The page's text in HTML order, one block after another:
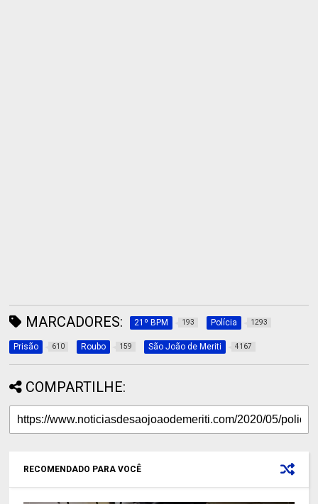
MARCADORES: 21º BPM 193 Polícia 1293
Prisão 610 Roubo 159 São João de Meriti 4167
COMPARTILHE:
RECOMENDADO PARA VOCÊ